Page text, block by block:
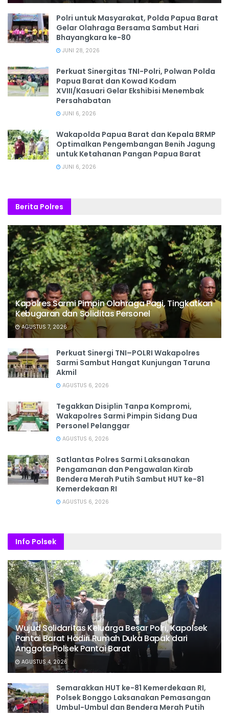
Polri untuk Masyarakat, Polda Papua Barat
Gelar Olahraga Bersama Sambut Hari
Bhayangkara ke-80
JUNI 28, 2026
‎Perkuat Sinergitas TNI-Polri, Polwan Polda
Papua Barat dan Kowad Kodam
XVIII/Kasuari Gelar Ekshibisi Menembak
Persahabatan
JUNI 6, 2026
Wakapolda Papua Barat dan Kepala BRMP
Optimalkan Pengembangan Benih Jagung
untuk Ketahanan Pangan Papua Barat
JUNI 6, 2026
Berita Polres
Kapolres Sarmi Pimpin Olahraga Pagi, Tingkatkan
Kebugaran dan Soliditas Personel
AGUSTUS 7, 2026
Perkuat Sinergi TNI–POLRI Wakapolres
Sarmi Sambut Hangat Kunjungan Taruna
Akmil
AGUSTUS 6, 2026
Tegakkan Disiplin Tanpa Kompromi,
Wakapolres Sarmi Pimpin Sidang Dua
Personel Pelanggar
AGUSTUS 6, 2026
Satlantas Polres Sarmi Laksanakan
Pengamanan dan Pengawalan Kirab
Bendera Merah Putih Sambut HUT ke-81
Kemerdekaan RI
AGUSTUS 6, 2026
Info Polsek
Wujud Solidaritas Keluarga Besar Polri, Kapolsek
Pantai Barat Hadiri Rumah Duka Bapak dari
Anggota Polsek Pantai Barat
AGUSTUS 4, 2026
Semarakkan HUT ke-81 Kemerdekaan RI,
Polsek Bonggo Laksanakan Pemasangan
Umbul-Umbul dan Bendera Merah Putih